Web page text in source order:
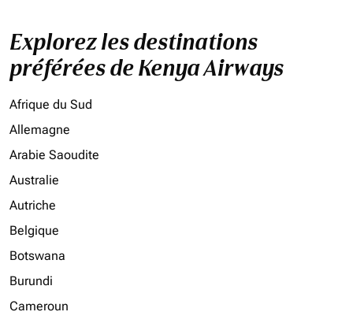
Explorez les destinations
préférées de Kenya Airways
Afrique du Sud
Allemagne
Arabie Saoudite
Australie
Autriche
Belgique
Botswana
Burundi
Cameroun